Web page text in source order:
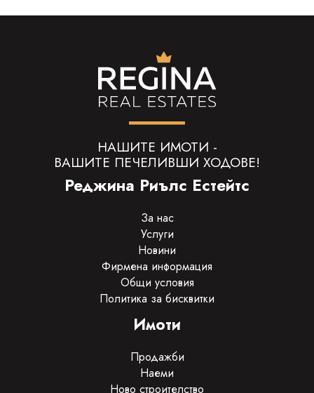
НАШИТЕ ИМОТИ -
ВАШИТЕ ПЕЧЕЛИВШИ ХОДОВЕ!
Реджина Риълс Естейтс
За нас
Услуги
Новини
Фирмена информация
Общи условия
Политика за бисквитки
Имоти
Продажби
Наеми
Ново строителство